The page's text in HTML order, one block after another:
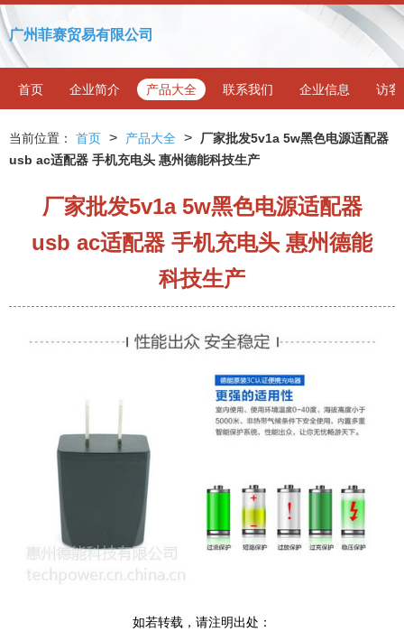
广州菲赛贸易有限公司
首页 企业简介 产品大全 联系我们 企业信息 访客
当前位置： 首页 > 产品大全 >
厂家批发5v1a 5w黑色电源适配器
usb ac适配器 手机充电头 惠州德能科技生产
厂家批发5v1a 5w黑色电源适配器
usb ac适配器 手机充电头 惠州德能
科技生产
如若转载，请注明出处：